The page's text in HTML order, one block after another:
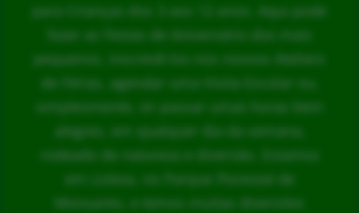
para Crianças dos 3 aos 12 anos. Aqui pode
fazer as Festas de Aniversário dos mais
pequenos, inscrevê-los nos nossos Ateliers
de Férias, agendar uma Visita Escolar ou,
simplesmente, vir passar umas horas bem
alegres, em qualquer dia da semana,
rodeado de natureza e diversão. Estamos
em Lisboa, no Parque Florestal de
Monsanto, e temos muitas diversões